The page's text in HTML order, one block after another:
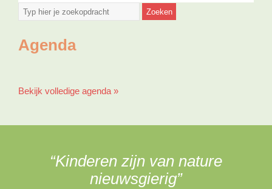
Agenda
Bekijk volledige agenda »
“Kinderen zijn van nature
nieuwsgierig”